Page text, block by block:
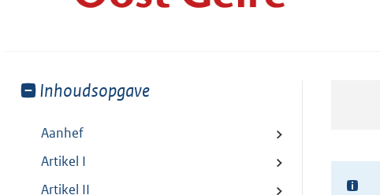
Toon
van:
Inhoudsopgave
Aanhef
Artikel I
Artikel II